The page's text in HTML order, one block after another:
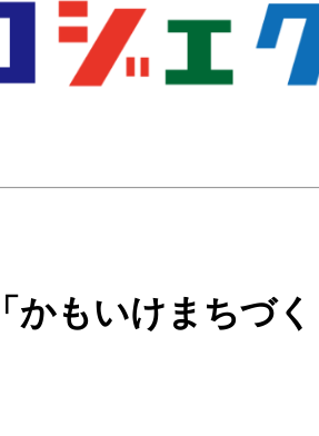
かもいけまちづ